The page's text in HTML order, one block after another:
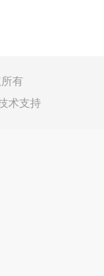
有
术支持